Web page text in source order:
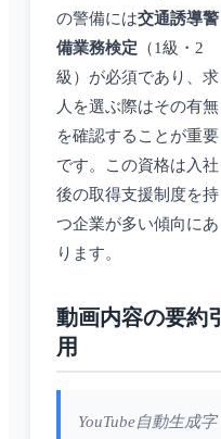
の警備には交通誘導警
備業務検定 （1級・2
級）が必須であり、求
人を選ぶ際はその有無
を確認することが重要
です。この資格は入社
後の取得支援制度を持
つ企業が多い傾向にあ
ります。
動画内容の要約引
用
YouTube自動生成字